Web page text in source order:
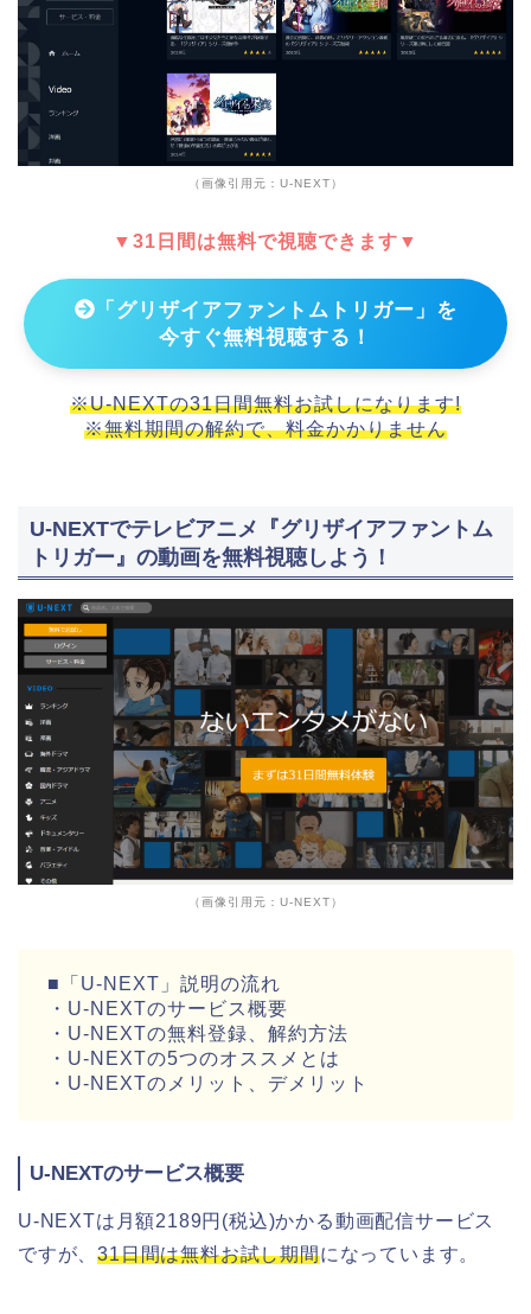
（画像引用元：U-NEXT）
▼31日間は無料で視聴できます▼
「グリザイアファントムトリガー」を
今すぐ無料視聴する！
※U-NEXTの31日間無料お試しになります!
※無料期間の解約で、料金かかりません
U-NEXTでテレビアニメ『グリザイアファントム
トリガー』の動画を無料視聴しよう！
（画像引用元：U-NEXT）
■「U-NEXT」説明の流れ
・U-NEXTのサービス概要
・U-NEXTの無料登録、解約方法
・U-NEXTの5つのオススメとは
・U-NEXTのメリット、デメリット
U-NEXTのサービス概要
U-NEXTは月額2189円(税込)かかる動画配信サービス
ですが、31日間は無料お試し期間になっています。